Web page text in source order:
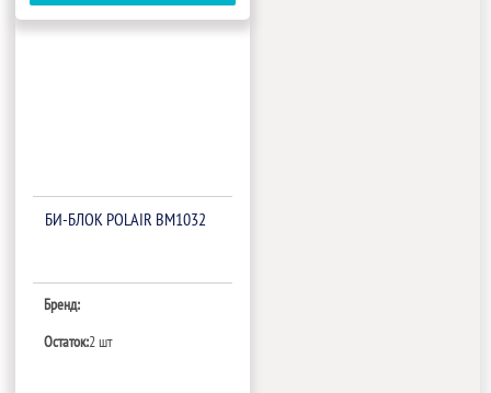
БИ‑БЛОК POLAIR BM1032
Бренд:
Остаток:2 шт